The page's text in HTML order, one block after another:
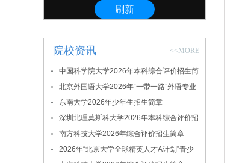
院校资讯 <<MORE
中国科学院大学2026年本科综合评价招生简
章
北京外国语大学2026年“一带一路”外语专业
综合评价招生简章
东南大学2026年少年生招生简章
深圳北理莫斯科大学2026年本科综合评价招
生简章
南方科技大学2026年综合评价招生简章
2026年“北京大学全球精英人才A计划”青少